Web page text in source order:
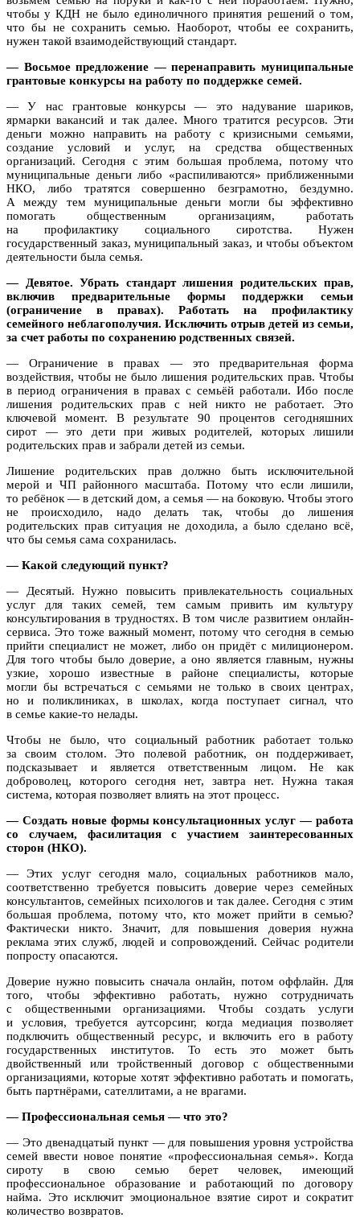
чтобы у КДН не было единоличного принятия решений о том,
что бы не сохранить семью. Наоборот, чтобы ее сохранить,
нужен такой взаимодействующий стандарт.
— Восьмое предложение — перенаправить муниципальные
грантовые конкурсы на работу по поддержке семей.
— У нас грантовые конкурсы — это надувание шариков,
ярмарки вакансий и так далее. Много тратится ресурсов. Эти
деньги можно направить на работу с кризисными семьями,
создание условий и услуг, на средства общественных
организаций. Сегодня с этим большая проблема, потому что
муниципальные деньги либо «распиливаются» приближенными
НКО, либо тратятся совершенно безграмотно, бездумно.
А между тем муниципальные деньги могли бы эффективно
помогать общественным организациям, работать
на профилактику социального сиротства. Нужен
государственный заказ, муниципальный заказ, и чтобы объектом
деятельности была семья.
— Девятое. Убрать стандарт лишения родительских прав,
включив предварительные формы поддержки семьи
(ограничение в правах). Работать на профилактику
семейного неблагополучия. Исключить отрыв детей из семьи,
за счет работы по сохранению родственных связей.
— Ограничение в правах — это предварительная форма
воздействия, чтобы не было лишения родительских прав. Чтобы
в период ограничения в правах с семьёй работали. Ибо после
лишения родительских прав с ней никто не работает. Это
ключевой момент. В результате 90 процентов сегодняшних
сирот — это дети при живых родителей, которых лишили
родительских прав и забрали детей из семьи.
Лишение родительских прав должно быть исключительной
мерой и ЧП районного масштаба. Потому что если лишили,
то ребёнок — в детский дом, а семья — на боковую. Чтобы этого
не происходило, надо делать так, чтобы до лишения
родительских прав ситуация не доходила, а было сделано всё,
что бы семья сама сохранилась.
— Какой следующий пункт?
— Десятый. Нужно повысить привлекательность социальных
услуг для таких семей, тем самым привить им культуру
консультирования в трудностях. В том числе развитием онлайн-
сервиса. Это тоже важный момент, потому что сегодня в семью
прийти специалист не может, либо он придёт с милиционером.
Для того чтобы было доверие, а оно является главным, нужны
узкие, хорошо известные в районе специалисты, которые
могли бы встречаться с семьями не только в своих центрах,
но и поликлиниках, в школах, когда поступает сигнал, что
в семье какие-то нелады.
Чтобы не было, что социальный работник работает только
за своим столом. Это полевой работник, он поддерживает,
подсказывает и является ответственным лицом. Не как
доброволец, которого сегодня нет, завтра нет. Нужна такая
система, которая позволяет влиять на этот процесс.
— Создать новые формы консультационных услуг — работа
со случаем, фасилитация с участием заинтересованных
сторон (НКО).
— Этих услуг сегодня мало, социальных работников мало,
соответственно требуется повысить доверие через семейных
консультантов, семейных психологов и так далее. Сегодня с этим
большая проблема, потому что, кто может прийти в семью?
Фактически никто. Значит, для повышения доверия нужна
реклама этих служб, людей и сопровождений. Сейчас родители
попросту опасаются.
Доверие нужно повысить сначала онлайн, потом оффлайн. Для
того, чтобы эффективно работать, нужно сотрудничать
с общественными организациями. Чтобы создать услуги
и условия, требуется аутсорсинг, когда медиация позволяет
подключить общественный ресурс, и включить его в работу
государственных институтов. То есть это может быть
двойственный или тройственный договор с общественными
организациями, которые хотят эффективно работать и помогать,
быть партнёрами, сателлитами, а не врагами.
— Профессиональная семья — что это?
— Это двенадцатый пункт — для повышения уровня устройства
семей ввести новое понятие «профессиональная семья». Когда
сироту в свою семью берет человек, имеющий
профессиональное образование и работающий по договору
найма. Это исключит эмоциональное взятие сирот и сократит
количество возвратов.